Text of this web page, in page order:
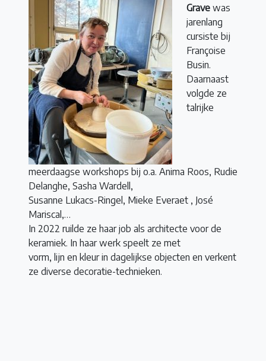
Grave was
jarenlang
cursiste bij
Françoise
Busin.
Daarnaast
volgde ze
talrijke
meerdaagse workshops bij o.a. Anima Roos, Rudie
Delanghe, Sasha Wardell,
Susanne Lukacs-Ringel, Mieke Everaet , José
Mariscal,…
In 2022 ruilde ze haar job als architecte voor de
keramiek. In haar werk speelt ze met
vorm, lijn en kleur in dagelijkse objecten en verkent
ze diverse decoratie-technieken.